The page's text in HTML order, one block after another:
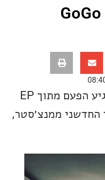
שיר השבוע שלנו מגיע הפעם מתוך EP